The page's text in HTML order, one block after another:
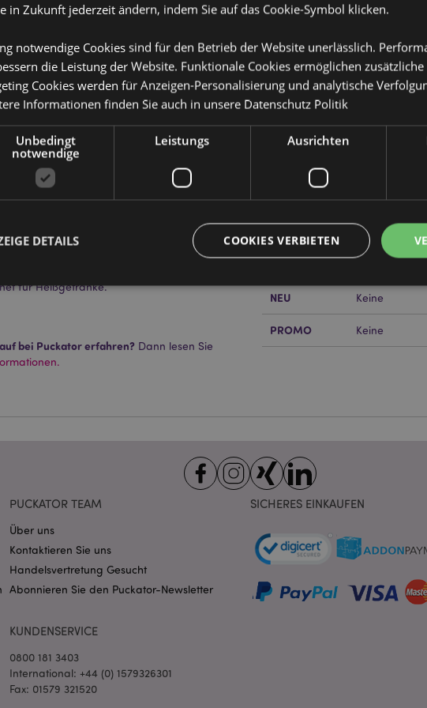
für Heißgetränke.
bei Puckator erfahren? Dann lesen Sie
Produktattribute
Mehr
Information
Abmessungen Höhe 7cm
EAN-Nummer
Kartonmenge 24
Gewicht (kg) 0.400000
NEU Keine
PROMO Keine
PUCKATOR TEAM
Über uns
Kontaktieren Sie uns
Handelsvertretung Gesucht
Abonnieren Sie den Puckator-Newsletter
KUNDENSERVICE
0800 181 3403
International: +44 (0) 1579326301
Fax: 01579 321520
SICHERES EINKAUFEN
in Zukunft jederzeit ändern, indem Sie auf das Cookie-Symbol klicken.
notwendige Cookies sind für den Betrieb der Website unerlässlich.
die Leistung der Website. Funktionale Cookies ermöglichen
Cookies werden für Anzeigen-Personalisierung und analytische
Informationen finden Sie auch in unsere Datenschutz Politik
Unbedingt
notwendige
Leistungs Ausrichten
COOKIES VERBIETEN
DETAILS
Leistungs Ausrichten Funktions
notwendige-Cookies ermöglichen Kernfunktionen der Website wie die Benutzeranmeldung und die
unbedingt notwendige cookies kann die Website nicht richtig genutzt werden.
CookieScript
1 Monat
Dieses Cookie wird vom
funktionieren.
Adobe Inc.
1 Tag
Dieses Cookie wird verwendet,
Zwischenspeichern von
erleichtern und das Laden von
1 Tag 16
Stunden
Cookie, das von
auf der PHP-Sprache basieren.
Normalerweise handelt es sich
generierte Zahl. Die Art und
verwendet wird, kann für die
messages
www.puckator.de